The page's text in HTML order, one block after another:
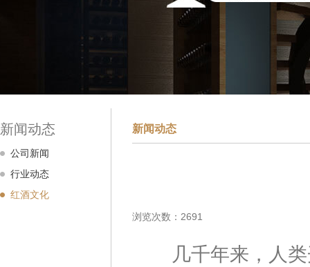
新闻动态
公司新闻
行业动态
红酒文化
新闻动态
浏览次数：2691
几千年来，人类